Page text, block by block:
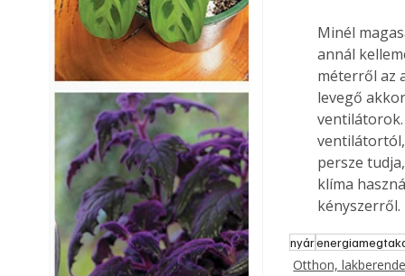
Minél
annál
méterről az
levegő
persze
klíma
kényszerről.
nyár
Otthon,